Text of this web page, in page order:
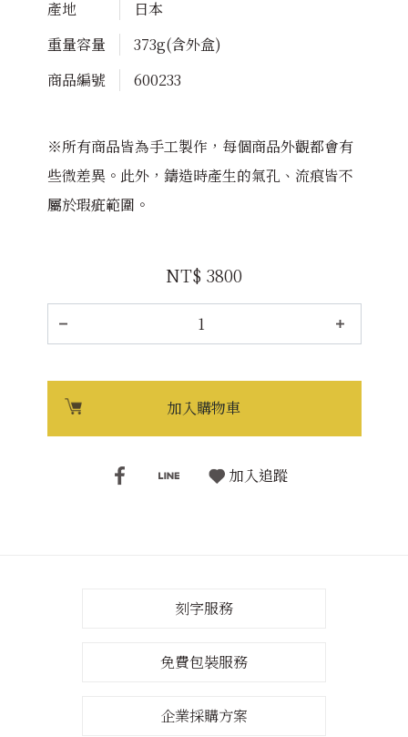
產地
日本
重量容量
373g(含外盒)
商品編號
600233
※所有商品皆為手工製作，每個商品外觀都會有
些微差異。此外，鑄造時產生的氣孔、流痕皆不
屬於瑕疵範圍。
NT$ 3800
加入購物車
加入追蹤
刻字服務
免費包裝服務
企業採購方案